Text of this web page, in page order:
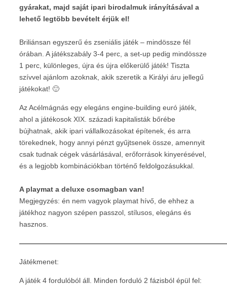
gyárakat, majd saját ipari birodalmuk irányításával a
lehető legtöbb bevételt érjük el!
Briliánsan egyszerű és zseniális játék – mindössze fél
órában. A játékszabály 3-4 perc, a set-up pedig mindössze
1 perc, különleges, újra és újra előkerülő játék! Tiszta
szívvel ajánlom azoknak, akik szeretik a Királyi áru jellegű
játékokat! 🙂
Az Acélmágnás egy elegáns engine-building euró játék,
ahol a játékosok XIX. századi kapitalisták bőrébe
bújhatnak, akik ipari vállalkozásokat építenek, és arra
törekednek, hogy annyi pénzt gyűjtsenek össze, amennyit
csak tudnak cégek vásárlásával, erőforrások kinyerésével,
és a legjobb kombinációkban történő feldolgozásukkal.
A playmat a deluxe csomagban van!
Megjegyzés: én nem vagyok playmat hívő, de ehhez a
játékhoz nagyon szépen passzol, stílusos, elegáns és
hasznos.
Játékmenet:
A játék 4 fordulóból áll. Minden forduló 2 fázisból épül fel: